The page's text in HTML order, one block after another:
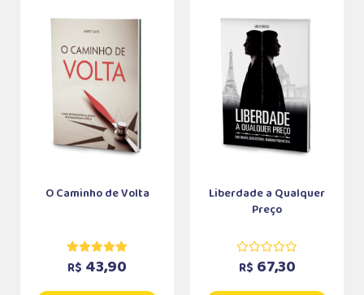
O Caminho de Volta
R$ 43,90
Liberdade a Qualquer
Preço
R$ 67,30